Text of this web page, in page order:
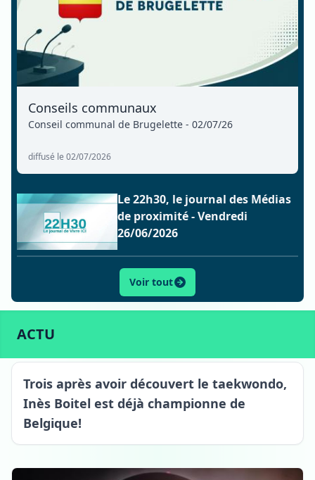
Conseils communaux
Conseil communal de Brugelette - 02/07/26
diffusé le 02/07/2026
Le 22h30, le journal des Médias
de proximité - Vendredi
26/06/2026
Voir tout
ACTU
Oeudeghien
Trois après avoir découvert le taekwondo,
Inès Boitel est déjà championne de
Belgique!